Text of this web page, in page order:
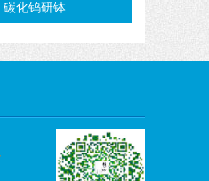
碳化钨研钵